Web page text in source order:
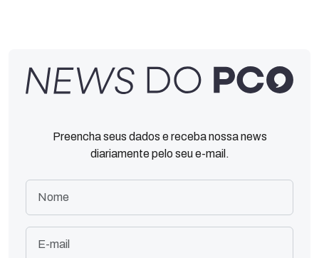
Preencha seus dados e receba nossa news
diariamente pelo seu e-mail.